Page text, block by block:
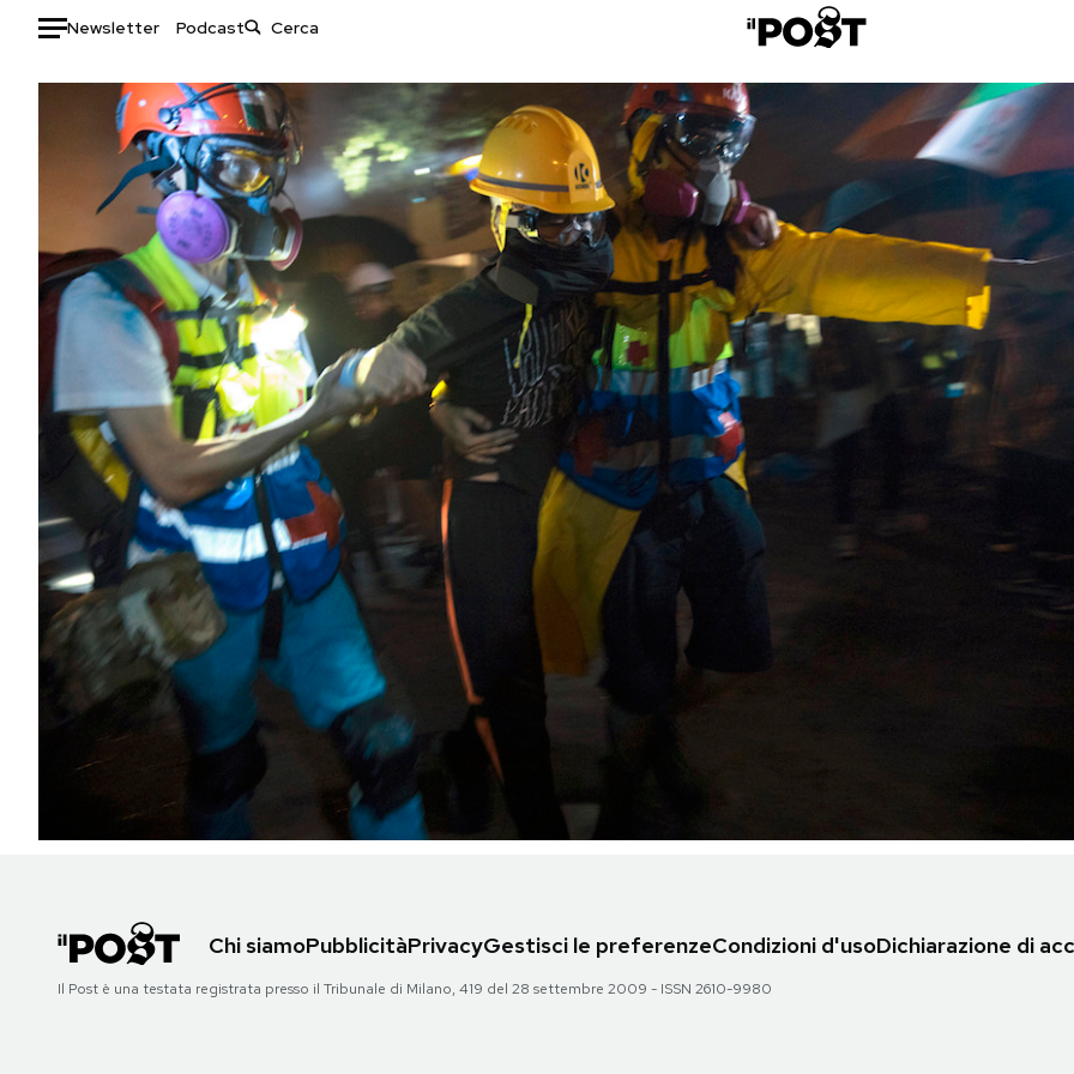
Newsletter Podcast
Auto
HOME
Italia
Mondo
Politica
Tecnologia
Internet
Scienza
Cultura
Economia
Sport
Moda
Libri
Consumismi
Storie/Idee
Ok Boomer!
Media
Europa
Altrecose
Mondiali calcio 2026
PODCAST
NEWSLETTER
I MIEI PREFERITI
SHOP
Chi siamoPubblicitàPrivacyGestisci le preferenzeCondizioni d'usoDichiarazione di
Il Post è una testata registrata presso il Tribunale di Milano, 419 del 28 settembre 2009 - ISSN 2610-9980